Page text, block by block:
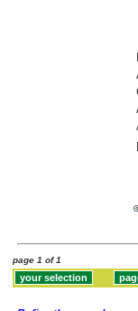
page 1 of 1